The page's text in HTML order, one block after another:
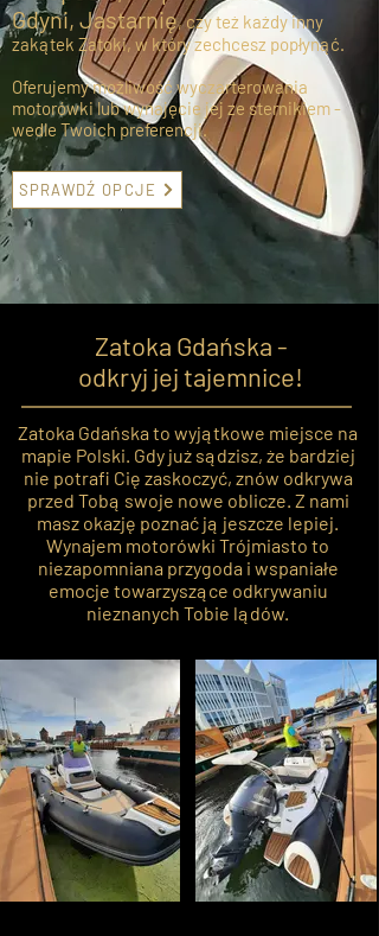
Gdyni, Jastarnię, czy też każdy inny
zakątek Zatoki, w który zechcesz popłynąć.
Oferujemy możliwość wyczarterowania
motorówki lub wynajęcie jej ze sternikiem -
wedle Twoich preferencji.
SPRAWDŹ OPCJE
Zatoka Gdańska -
odkryj jej tajemnice!
Zatoka Gdańska to wyjątkowe miejsce na
mapie Polski. Gdy już sądzisz, że bardziej
nie potrafi Cię zaskoczyć, znów odkrywa
przed Tobą swoje nowe oblicze. Z nami
masz okazję poznać ją jeszcze lepiej.
Wynajem motorówki Trójmiasto to
niezapomniana przygoda i wspaniałe
emocje towarzyszące odkrywaniu
nieznanych Tobie lądów.